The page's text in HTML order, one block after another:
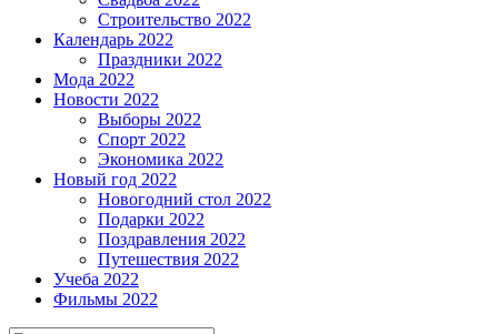
Строительство 2022
Календарь 2022
Праздники 2022
Мода 2022
Новости 2022
Выборы 2022
Спорт 2022
Экономика 2022
Новый год 2022
Новогодний стол 2022
Подарки 2022
Поздравления 2022
Путешествия 2022
Учеба 2022
Фильмы 2022